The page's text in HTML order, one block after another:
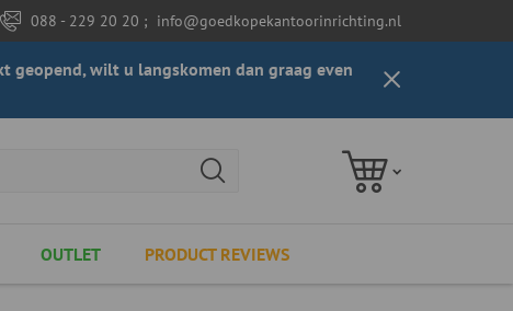
088 - 229 20 20 ; info@goedkopekantoorinrichting.nl
geopend, wilt u langskomen dan graag even
OUTLET PRODUCT REVIEWS